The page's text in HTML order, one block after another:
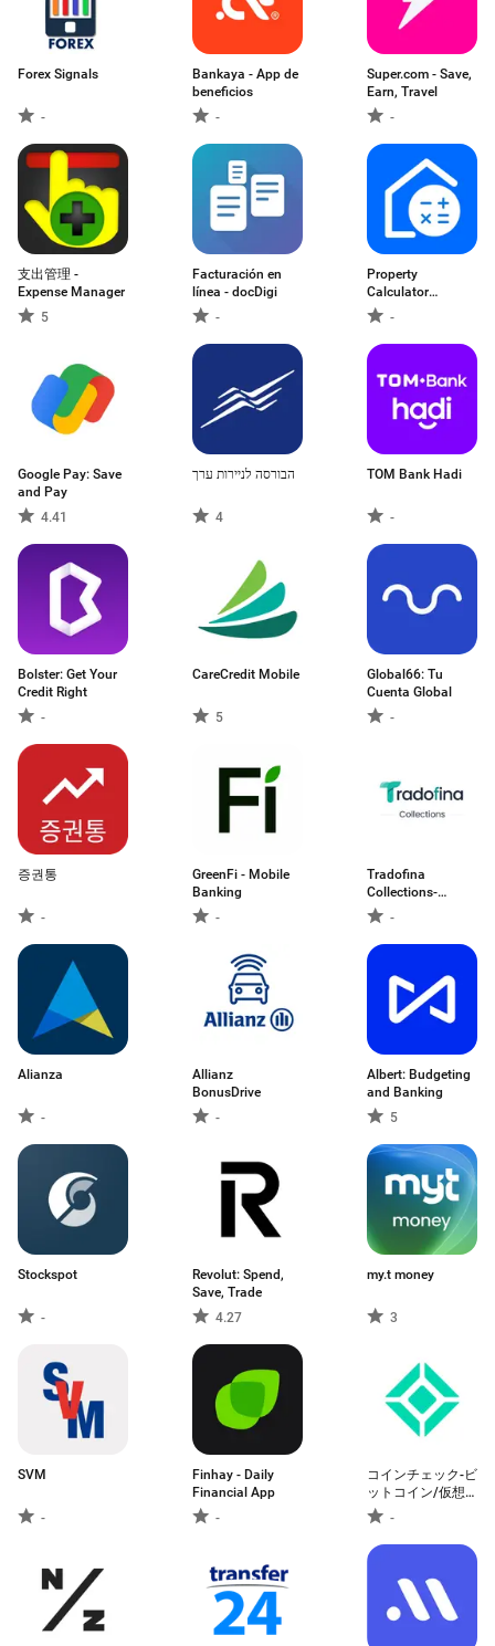
Forex Signals
-
Bankaya - App de
beneficios
-
Super.com - Save,
Earn, Travel
-
支出管理 -
Expense Manager
5
Facturación en
línea - docDigi
-
Property
Calculator
Australia
-
Google Pay: Save
and Pay
4.41
הבורסה לניירות ערך
4
TOM Bank Hadi
-
Bolster: Get Your
Credit Right
-
CareCredit Mobile
5
Global66: Tu
Cuenta Global
-
증권통
-
GreenFi - Mobile
Banking
-
Tradofina
Collections-
Employee
-
Alianza
-
Allianz
BonusDrive
-
Albert: Budgeting
and Banking
5
Stockspot
-
Revolut: Spend,
Save, Trade
4.27
my.t money
3
SVM
-
Finhay - Daily
Financial App
-
コインチェック-ビ
ットコイン/仮想
通貨（暗号資産）
取引アプリ
-